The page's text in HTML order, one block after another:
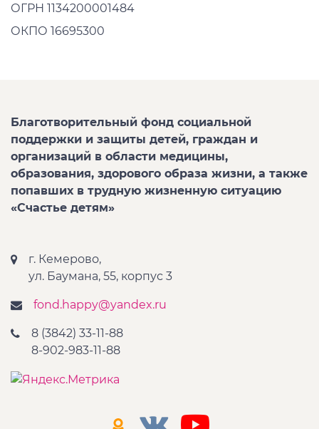
ОГРН 1134200001484
ОКПО 16695300
Благотворительный фонд социальной
поддержки и защиты детей, граждан и
организаций в области медицины,
образования, здорового образа жизни, а также
попавших в трудную жизненную ситуацию
«Счастье детям»
г. Кемерово,
ул. Баумана, 55, корпус 3
fond.happy@yandex.ru
8 (3842) 33-11-88
8-902-983-11-88